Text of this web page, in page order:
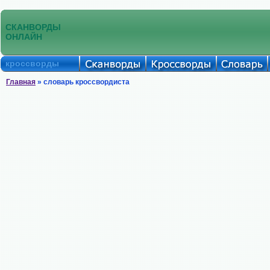
СКАНВОРДЫ
ОНЛАЙН
кроссворды
Главная » словарь кроссвордиста